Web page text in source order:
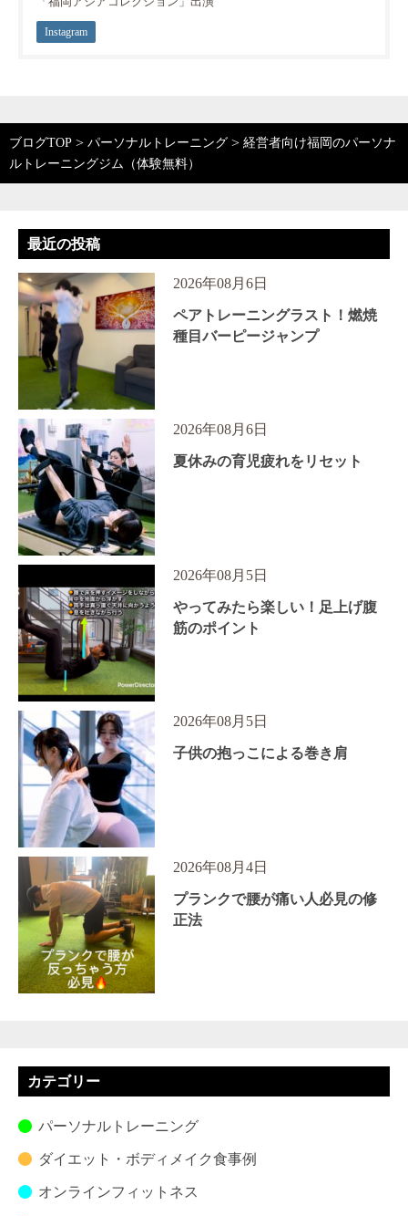
Instagram
ブログTOP > パーソナルトレーニング > 経営者向け福岡のパーソナ
ルトレーニングジム（体験無料）
最近の投稿
2026年08月6日
ペアトレーニングラスト！燃焼
種目バーピージャンプ
2026年08月6日
夏休みの育児疲れをリセット
2026年08月5日
やってみたら楽しい！足上げ腹
筋のポイント
2026年08月5日
子供の抱っこによる巻き肩
2026年08月4日
プランクで腰が痛い人必見の修
正法
カテゴリー
パーソナルトレーニング
ダイエット・ボディメイク食事例
オンラインフィットネス